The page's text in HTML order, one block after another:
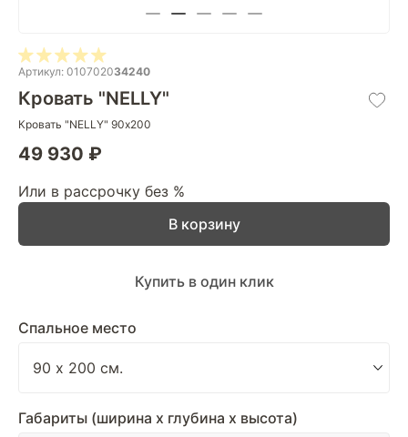
Артикул: 010702034240
Кровать "NELLY"
Кровать "NELLY" 90х200
49 930 ₽
Или в рассрочку без %
Спальное место
Габариты (ширина х глубина х высота)
В корзину
Купить в один клик